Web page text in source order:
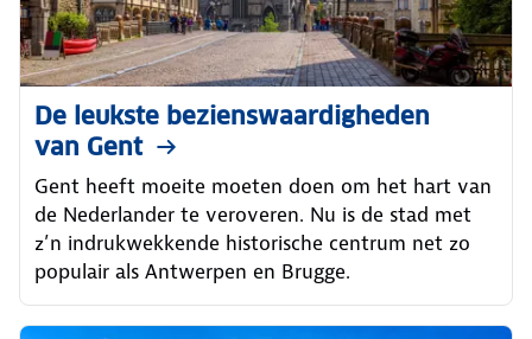
De leukste bezienswaardigheden
van Gent
Gent heeft moeite moeten doen om het hart van
de Nederlander te veroveren. Nu is de stad met
z’n indrukwekkende historische centrum net zo
populair als Antwerpen en Brugge.